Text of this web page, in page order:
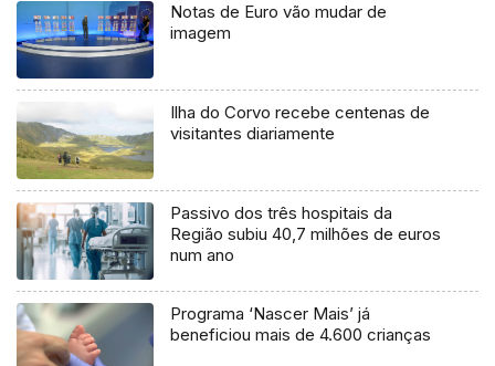
Notas de Euro vão mudar de
imagem
Ilha do Corvo recebe centenas de
visitantes diariamente
Passivo dos três hospitais da
Região subiu 40,7 milhões de euros
num ano
Programa ‘Nascer Mais’ já
beneficiou mais de 4.600 crianças